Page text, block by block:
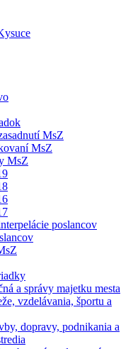
MsZ
MsZ
MsZ
poslancov
a správy majetku mesta
vzdelávania, športu a
dopravy, podnikania a